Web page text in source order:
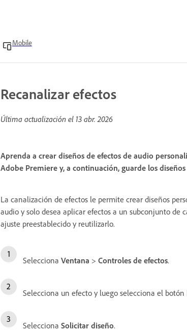
Mobile
Recanalizar efectos
Última actualización el 13 abr. 2026
Aprenda a crear diseños de efectos de audio
Adobe Premiere y, a continuación, guarde los
La canalización de efectos le permite crear diseños
audio y solo desea aplicar efectos a un subconjunto de
ajuste preestablecido y reutilizarlo.
Selecciona Ventana > Controles de efectos.
Selecciona un efecto y luego selecciona el botón
Selecciona Solicitar diseño.